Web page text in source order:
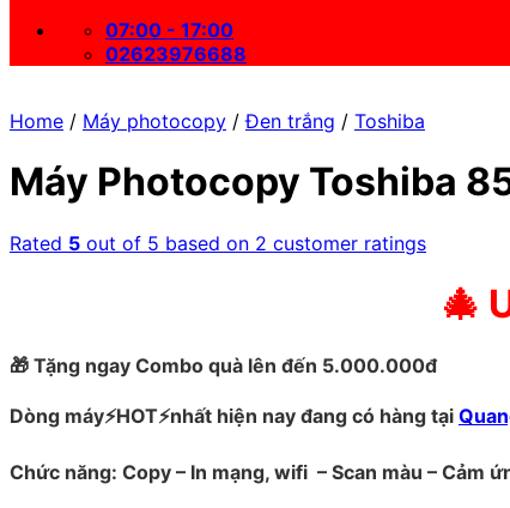
07:00 - 17:00
02623976688
Home / Máy photocopy / Đen trắng / Toshiba
Máy Photocopy Toshiba
Rated 5 out of 5 based on 2 customer ratings
🎄
🎁 Tặng ngay Combo quà lên đến 5.000.000đ
Dòng máy⚡HOT⚡nhất hiện nay đang có hàng tại
Chức năng: Copy – In mạng, wifi – Scan màu – Cảm